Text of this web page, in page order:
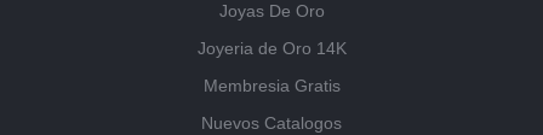
Joyas De Oro
Joyeria de Oro 14K
Membresia Gratis
Nuevos Catalogos